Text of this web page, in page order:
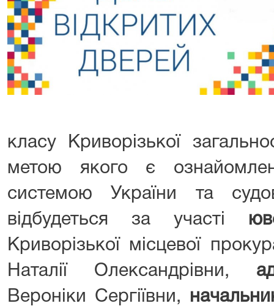
класу Криворізької
метою якого є
системою України та
відбудеться за участі
Криворізької місцевої
Наталії Олександрівни,
Вероніки Сергіївни,